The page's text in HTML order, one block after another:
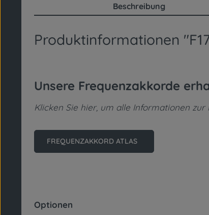
Beschreibung
Produktinformationen
Unsere Frequenzakkorde
Klicken Sie hier, um alle Informationen
FREQUENZAKKORD ATLAS
Optionen